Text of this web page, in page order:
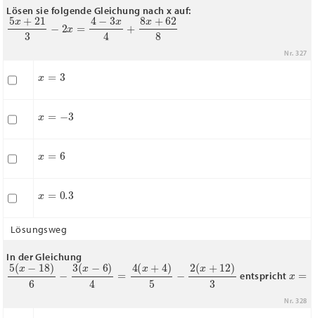
Lösen sie folgende Gleichung nach x auf:
5x+213 x= 3x 4+8x 628
Nr. 327
0.3
Lösungsweg
In der Gleichung
5(x−18)6− x−6 )4 =4 4)5 −2 (x 12)3 entspricht
Nr. 328